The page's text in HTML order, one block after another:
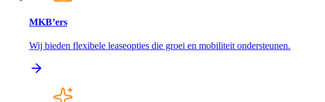
MKB’ers
Wij bieden flexibele leaseopties die groei en mobiliteit ondersteunen.